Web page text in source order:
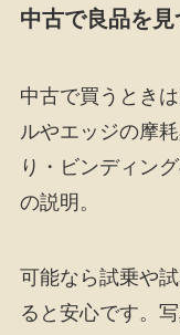
中古で良品を
中古で買うとき
ルやエッジの摩
り・ビンディン
の説明。
可能なら試乗や
ると安心です。